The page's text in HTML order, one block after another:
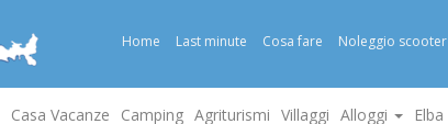
Home Last minute Cosa fare Noleggio scooter
Casa Vacanze Camping Agriturismi Villaggi Alloggi Elba